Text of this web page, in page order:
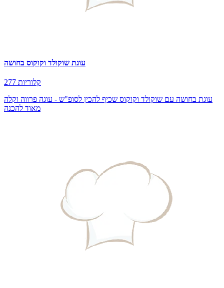
עוגת שוקולד וקוקוס בחושה
277 קלוריות
עוגת בחושה עם שוקולד וקוקוס שכיף להכין לסופ"ש - עוגה פרווה וקלה
מאוד להכנה